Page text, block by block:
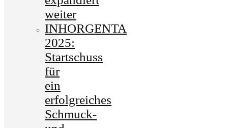
weiter
INHORGENTA
2025:
Startschuss
für
ein
erfolgreiches
Schmuck-